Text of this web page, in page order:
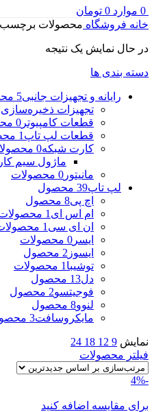
0 موارد 0 تومان
خانه فروشگاه محصولات برچسب
در حال نمایش یک نتیجه
دسته بندی ها
رایانه و تجهیزات جانبی5 محصول
تجهیزات
قطعات کامپیوتر 0 محصولات
قطعات لپ تاپ 1 محصولات
کارت شبکه0 محصولات
ماژول سیم
مانیتور 0 محصولات
لپ تاپ39 محصول
اچ پی8 محصول
ام اس ای 1 محصولات
ان ای سی 1 محصولات
ایسر 0 محصولات
ایسوز 2 محصول
توشیبا 1 محصولات
دل13 محصول
فوجیتسو2 محصول
لنوو8 محصول
مایکروسافت3 محصول
نمایش 9
12
18
24
فیلتر محصولات
-4%
برای مقایسه اضافه کنید